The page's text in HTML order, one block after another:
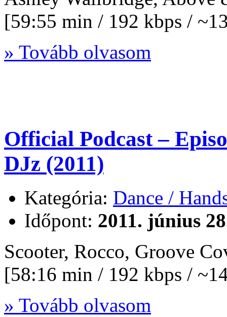
[59:55 min / 192 kbps /
» Tovább olvasom
Official Podcast –
DJz (2011)
Kategória: Dance /
Időpont: 2011. június
Scooter, Rocco, Groove
[58:16 min / 192 kbps /
» Tovább olvasom